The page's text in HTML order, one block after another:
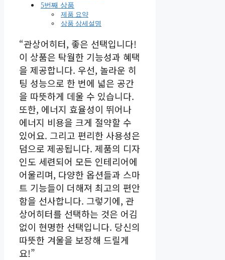
5번째 상품
제품 요약
상품 상세설명
“관상어히터, 좋은 선택입니다!
이 상품은 탁월한 기능성과 혜택
을 제공합니다. 우선, 놀라운 히
팅 성능으로 한 번에 넓은 공간
을 따뜻하게 데울 수 있습니다.
또한, 에너지 효율성이 뛰어나
에너지 비용을 크게 절약할 수
있어요. 그리고 편리한 사용성은
덤으로 제공됩니다. 제품의 디자
인도 세련되어 모든 인테리어에
어울리며, 다양한 옵션들과 스마
트 기능들이 더해져 최고의 편안
함을 선사합니다. 그렇기에, 관
상어히터를 선택하는 것은 어김
없이 현명한 선택입니다. 당신의
따뜻한 겨울을 보장해 드릴게
요!”